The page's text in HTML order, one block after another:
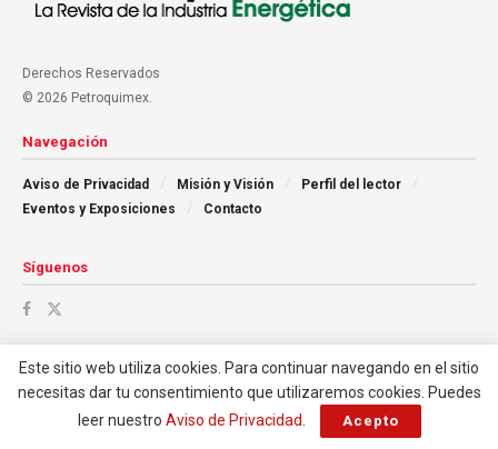
Derechos Reservados
© 2026 Petroquimex.
Navegación
Aviso de Privacidad Misión y Visión
Perfil del lector
Eventos y Exposiciones
Contacto
Síguenos
Este sitio web utiliza cookies. Para continuar navegando en el sitio
necesitas dar tu consentimiento que utilizaremos cookies. Puedes
leer nuestro Aviso de Privacidad Acepto